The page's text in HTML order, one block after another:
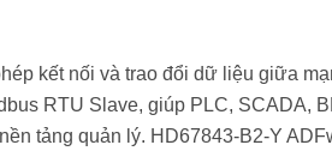
kết nối và trao đổi dữ liệu giữa
RTU Slave, giúp PLC, SCADA,
tảng quản lý. HD67843-B2-Y